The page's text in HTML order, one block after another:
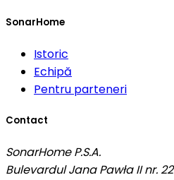
SonarHome
Istoric
Echipă
Pentru parteneri
Contact
SonarHome P.S.A.
Bulevardul Jana Pawła II nr. 22